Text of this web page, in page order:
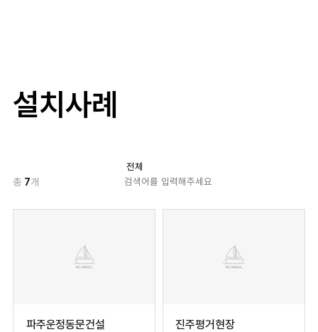
설치사례
총 7개
파주운정동문건설 진주평거현장